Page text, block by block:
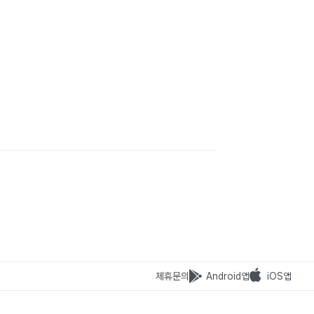
제휴문의 Android앱 iOS앱